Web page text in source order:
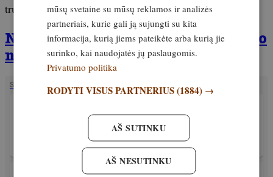
trukdyti šauliui parodyti geriausią rezultatą.
Nepraleisk! Išleistas naujas žurnalo
numeris
SUSIJĘ STRAIPSNIAI
Šūvis iš 390 metrų. Etikos ir technikos
6. spalis, 2022
MEDŽIOKLĖS REIKMENYS
mūsų svetaine su mūsų reklamos ir analizės
partneriais, kurie gali ją sujungti su kita
informacija, kurią jiems pateikėte arba kurią jie
surinko, kai naudojatės jų paslaugomis.
Privatumo politika
RODYTI VISUS PARTNERIUS(1884) →
AŠ SUTINKU
AŠ NESUTINKU